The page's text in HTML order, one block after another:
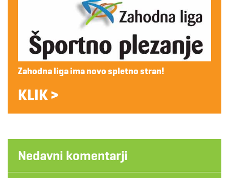
Zahodna liga ima novo spletno stran!
KLIK >
Nedavni komentarji